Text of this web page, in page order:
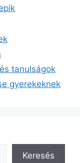
tanulságok
gyerekeknek
Keresés